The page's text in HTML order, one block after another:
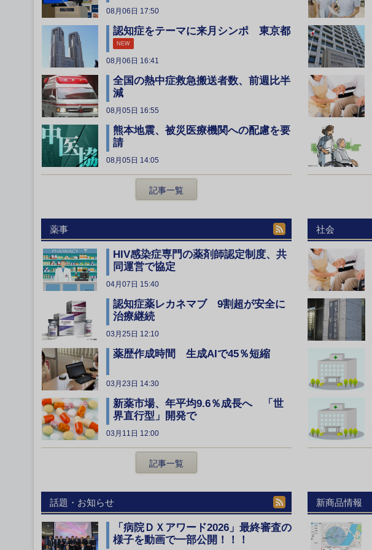
08月06日 17:50
認知症をテーマに来月シンポ 東京都
NEW
08月06日 16:41
全国の熱中症救急搬送者数、前週比半
減
08月05日 16:55
熊本地震、被災医療機関への配慮を要
請
08月05日 14:05
記事一覧
薬事
HIV感染症専門の薬剤師認定制度、共
同運営で協定
04月07日 15:40
認知症薬レカネマブ 9割超が安全に
治療継続
03月25日 12:10
薬歴作成時間 生成AIで45％短縮
03月23日 14:30
新薬市場、年平均9.6％成長へ 「世
界直行型」開発で
03月11日 12:00
記事一覧
社会
話題・お知らせ
「病院ＤＸアワード2026」最終審査の
様子を動画で一部公開！！！
新商品情報